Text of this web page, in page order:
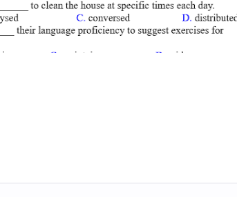
SPEAKING WHEEL - TIẾNG ANH 5 -
GLOBAL SUCCESS